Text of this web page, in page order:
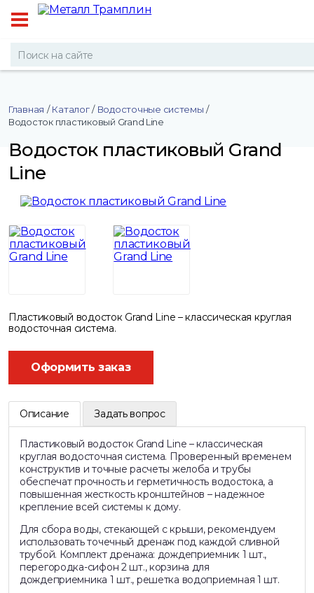
Главная / Каталог / Водосточные системы /
Водосток пластиковый Grand Line
Водосток пластиковый Grand
Line
Пластиковый водосток Grand Line – классическая круглая
водосточная система.
Оформить заказ
Описание Задать вопрос
Пластиковый водосток Grand Line – классическая
круглая водосточная система. Проверенный временем
конструктив и точные расчеты желоба и трубы
обеспечат прочность и герметичность водостока, а
повышенная жесткость кронштейнов – надежное
крепление всей системы к дому.
Для сбора воды, стекающей с крыши, рекомендуем
использовать точечный дренаж под каждой сливной
трубой. Комплект дренажа: дождеприемник 1 шт.,
перегородка-сифон 2 шт., корзина для
дождеприемника 1 шт., решетка водоприемная 1 шт.